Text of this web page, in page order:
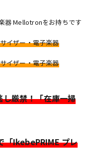
器 Mellotronをお持ちです
イザー・電子楽器
イザー・電子楽器
厳禁！「在庫一掃
「IkebePRIME プレ